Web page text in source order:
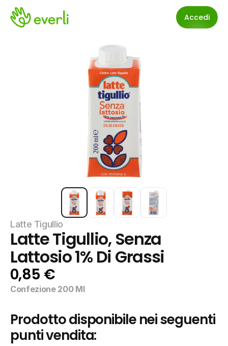
Accedi
Latte Tigullio
Latte Tigullio, Senza
Lattosio 1% Di Grassi
0,85 €
Confezione 200 Ml
Prodotto disponibile nei seguenti
punti vendita: